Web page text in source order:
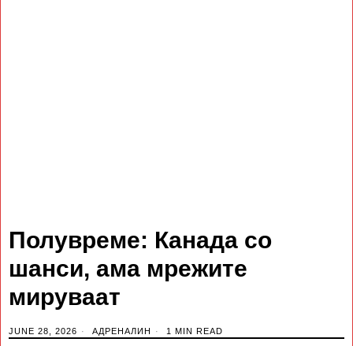
Полувреме: Канада со
шанси, ама мрежите
мируваат
JUNE 28, 2026 АДРЕНАЛИН 1 MIN READ